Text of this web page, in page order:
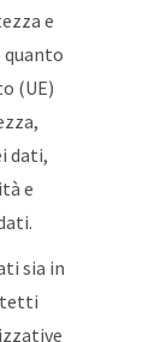
e
quanto
(UE)
dati,
e
sia in